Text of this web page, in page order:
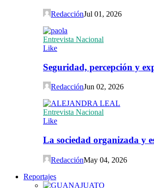
RedacciónJul 01, 2026
Entrevista Nacional
Like
Seguridad, percepción y
RedacciónJun 02, 2026
Entrevista Nacional
Like
La sociedad organizada y
RedacciónMay 04, 2026
Reportajes